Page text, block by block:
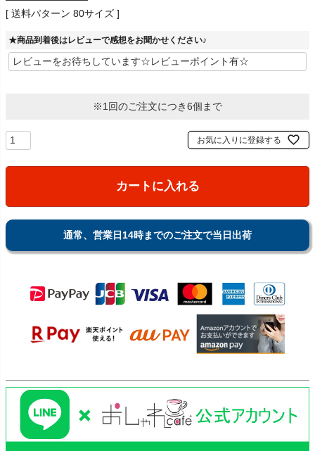
送料パターン 80サイズ
★商品到着後はレビューで感想をお聞かせください♪
※1回のご注文につき6個まで
お気に入りに登録する
カートに入れる
通常、営業日14時までのご注文で当日出荷